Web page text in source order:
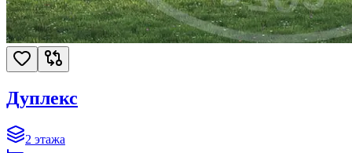
Дуплекс
2 этажа